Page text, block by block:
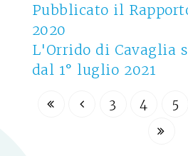
Pubblicato il
2020
L'Orrido di Cavaglia
dal 1° luglio 2021
3 4 5